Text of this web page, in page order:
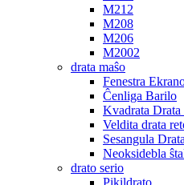
M212
M208
M206
M2002
drata maŝo
Fenestra
Ĉenliga Barilo
Kvadrata Drata
Veldita drata
Sesangula
Neoksidebla
drato serio
Pikildrato